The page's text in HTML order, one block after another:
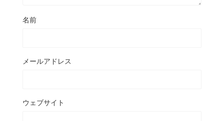
名前
メールアドレス
ウェブサイト